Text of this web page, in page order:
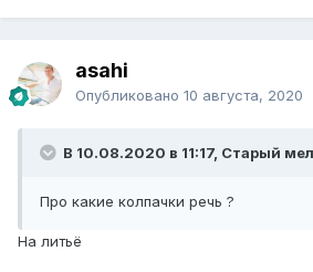
asahi
Опубликовано 10 августа, 2020
В 10.08.2020 в 11:17, Старый
Про какие колпачки речь ?
На литьё